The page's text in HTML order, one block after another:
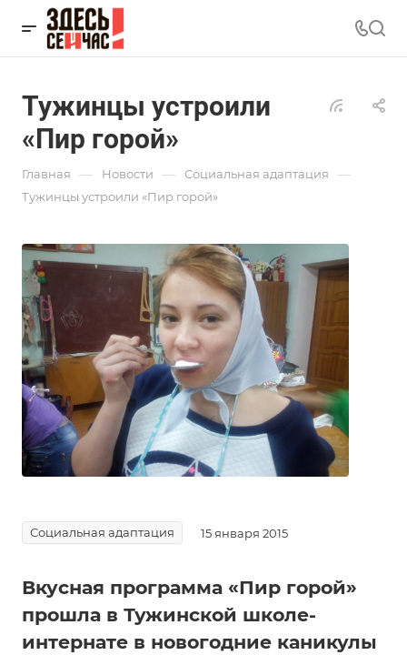
Тужинцы устроили
«Пир горой»
Главная — Новости — Социальная адаптация —
Тужинцы устроили «Пир горой»
Социальная адаптация 15 января 2015
Вкусная программа «Пир горой»
прошла в Тужинской школе-
интернате в новогодние каникулы